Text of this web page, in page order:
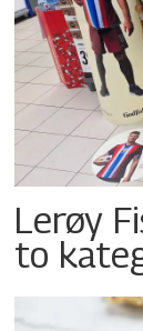
Lerøy
to